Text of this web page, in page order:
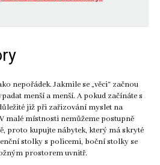
nepořádek. Jakmile se „věci“ začnou
menší a menší. A pokud začínáte s
již při zařizování myslet na
malé místnosti nemůžeme postupně
proto kupujte nábytek, který má skryté
stolky s policemi, boční stolky se
prostorem uvnitř.